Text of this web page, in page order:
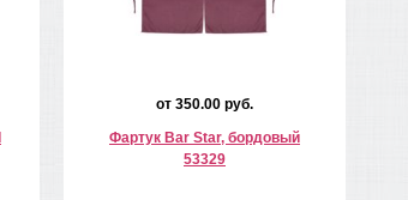
от 350.00 руб.
Фартук Bar Star, бордовый
53329